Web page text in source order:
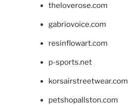
theloverose.com
gabriovoice.com
resinflowart.com
p-sports.net
korsairstreetwear.com
petshopallston.com